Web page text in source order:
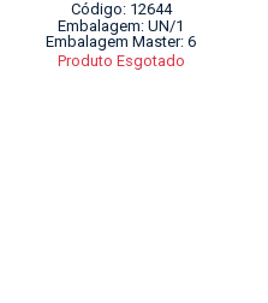
Código: 12644
Embalagem: UN/1
Embalagem Master: 6
Produto Esgotado